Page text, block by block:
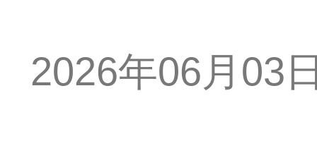
2026年06月03